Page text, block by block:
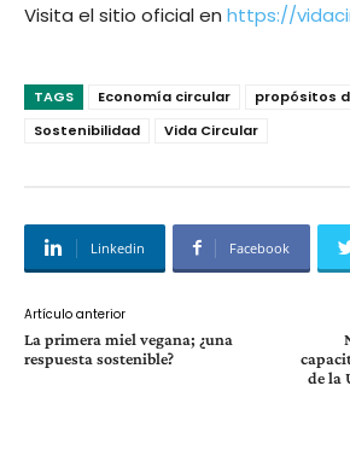
Visita el sitio oficial en https://
TAGS Economía circular
propósitos
Sostenibilidad
Vida Circular
Linkedin Facebook
Artículo anterior
La primera miel vegana; ¿una
respuesta sostenible?
de la